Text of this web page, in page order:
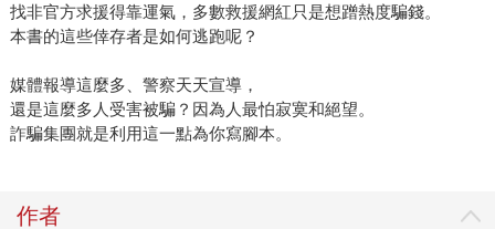
找非官方求援得靠運氣，多數救援網紅只是想蹭熱度騙錢。
本書的這些倖存者是如何逃跑呢？
媒體報導這麼多、警察天天宣導，
還是這麼多人受害被騙？因為人最怕寂寞和絕望。
詐騙集團就是利用這一點為你寫腳本。
作者